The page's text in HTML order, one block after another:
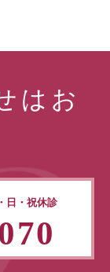
はお
日・祝休診